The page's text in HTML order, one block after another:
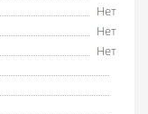
Нет
Нет
Нет